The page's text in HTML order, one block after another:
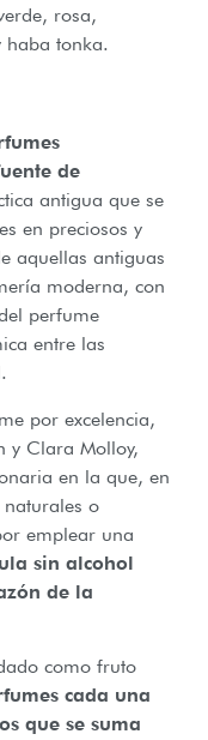
rosa,
haba tonka.
de
antigua que se
en preciosos y
aquellas antiguas
moderna, con
perfume
entre las
por excelencia,
y Clara Molloy,
en la que, en
o
emplear una
sin alcohol
de la
como fruto
cada una
que se suma